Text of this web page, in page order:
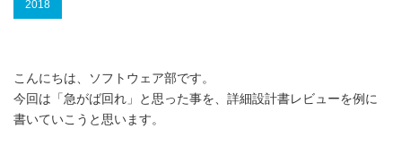
2018
こんにちは、ソフトウェア部です。
今回は「急がば回れ」と思った事を、詳細設計書レビューを例に
書いていこうと思います。